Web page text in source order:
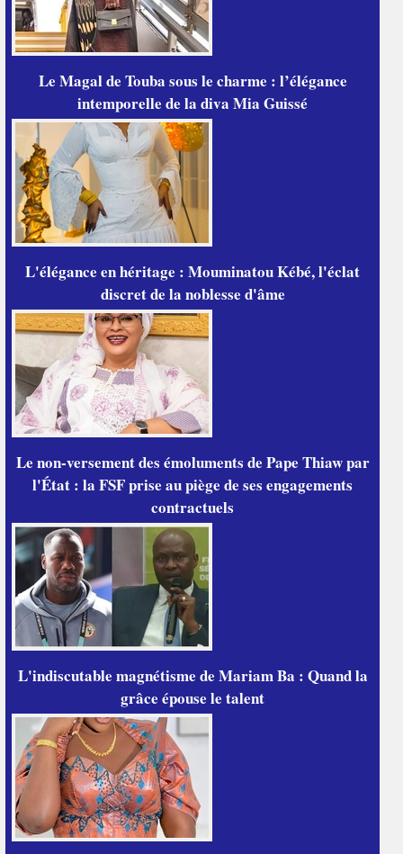
Le Magal de Touba sous le charme : l’élégance
intemporelle de la diva Mia Guissé
L'élégance en héritage : Mouminatou Kébé, l'éclat
discret de la noblesse d'âme
Le non-versement des émoluments de Pape Thiaw par
l'État : la FSF prise au piège de ses engagements
contractuels
L'indiscutable magnétisme de Mariam Ba : Quand la
grâce épouse le talent